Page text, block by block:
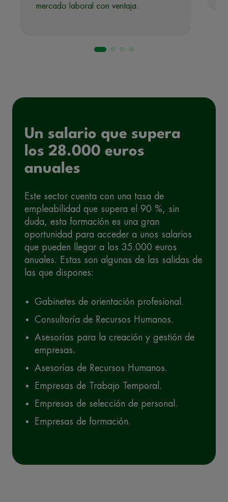
mercado laboral con ventaja.
Un salario que supera
los 28.000 euros
anuales
Este sector cuenta con una tasa de
empleabilidad que supera el 90 %, sin
duda, esta formación es una gran
oportunidad para acceder a unos salarios
que pueden llegar a los 35.000 euros
anuales. Estas son algunas de las salidas de
las que dispones:
Gabinetes de orientación profesional.
Consultoría de Recursos Humanos.
Asesorías para la creación y gestión de
empresas.
Asesorías de Recursos Humanos.
Empresas de Trabajo Temporal.
Empresas de selección de personal.
Empresas de formación.